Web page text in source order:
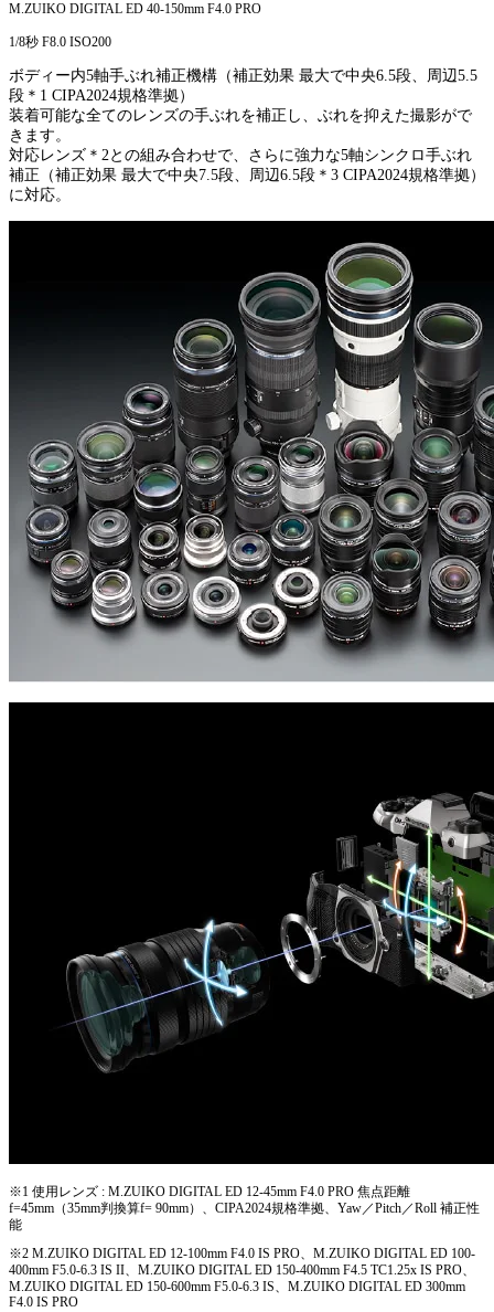
M.ZUIKO DIGITAL ED 40-150mm F4.0 PRO
1/8秒 F8.0 ISO200
ボディー内5軸手ぶれ補正機構（補正効果 最大で中央6.5段、周辺5.5
段＊1 CIPA2024規格準拠）
装着可能な全てのレンズの手ぶれを補正し、ぶれを抑えた撮影がで
きます。
対応レンズ＊2との組み合わせで、さらに強力な5軸シンクロ手ぶれ
補正（補正効果 最大で中央7.5段、周辺6.5段＊3 CIPA2024規格準拠）
に対応。
※1 使用レンズ : M.ZUIKO DIGITAL ED 12-45mm F4.0 PRO 焦点距離
f=45mm（35mm判換算f= 90mm）、CIPA2024規格準拠、Yaw／Pitch／Roll 補正性
能
※2 M.ZUIKO DIGITAL ED 12-100mm F4.0 IS PRO、M.ZUIKO DIGITAL ED 100-
400mm F5.0-6.3 IS II、M.ZUIKO DIGITAL ED 150-400mm F4.5 TC1.25x IS PRO、
M.ZUIKO DIGITAL ED 150-600mm F5.0-6.3 IS、M.ZUIKO DIGITAL ED 300mm
F4.0 IS PRO